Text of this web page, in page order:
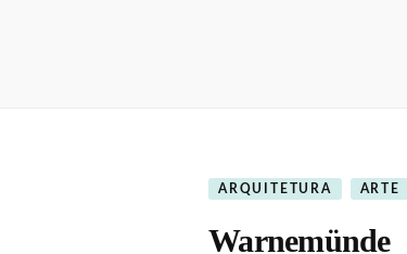
ARQUITETURA ARTE
Warnemünde